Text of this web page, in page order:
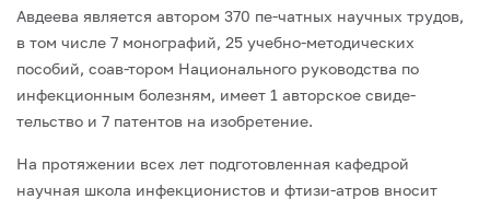
Авдеева является автором 370 пе-чатных научных трудов,
в том числе 7 монографий, 25 учебно-методических
пособий, соав-тором Национального руководства по
инфекционным болезням, имеет 1 авторское свиде-
тельство и 7 патентов на изобретение.
На протяжении всех лет подготовленная кафедрой
научная школа инфекционистов и фтизи-атров вносит